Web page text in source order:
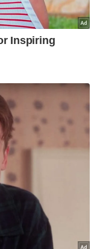
Mel setiap
mereka
berusia
yang besar.
ke
melihat
usia